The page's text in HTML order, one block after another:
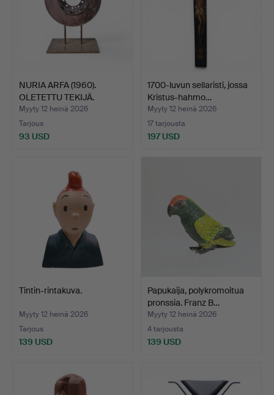
NURIA ARFA (1960).
OLETETTU TEKIJÄ.
Nimetö…
Myyty 12 heinä 2026
Tarjous
93 USD
1700-luvun sellaristi, jossa
Kristus-hahmo…
Myyty 12 heinä 2026
17 tarjousta
197 USD
Tintin-rintakuva.
Myyty 12 heinä 2026
Tarjous
139 USD
Papukaija, polykromoitua
pronssia. Franz B…
Myyty 12 heinä 2026
4 tarjousta
139 USD